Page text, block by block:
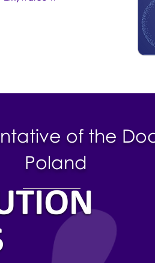
of the
Poland